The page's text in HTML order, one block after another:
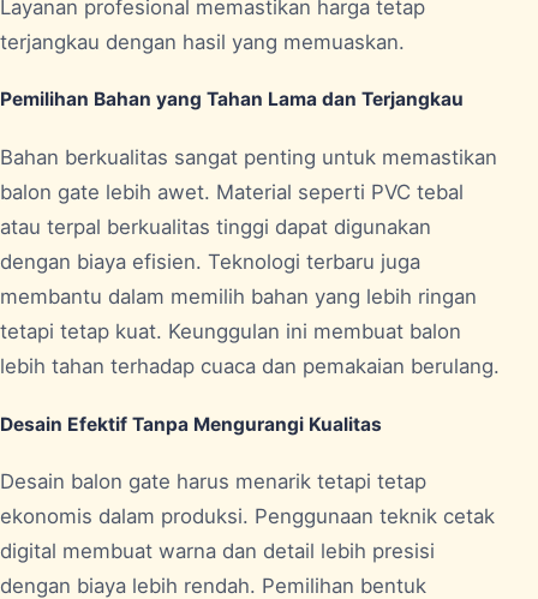
Layanan profesional memastikan harga tetap
terjangkau dengan hasil yang memuaskan.
Pemilihan Bahan yang Tahan Lama dan Terjangkau
Bahan berkualitas sangat penting untuk memastikan
balon gate lebih awet. Material seperti PVC tebal
atau terpal berkualitas tinggi dapat digunakan
dengan biaya efisien. Teknologi terbaru juga
membantu dalam memilih bahan yang lebih ringan
tetapi tetap kuat. Keunggulan ini membuat balon
lebih tahan terhadap cuaca dan pemakaian berulang.
Desain Efektif Tanpa Mengurangi Kualitas
Desain balon gate harus menarik tetapi tetap
ekonomis dalam produksi. Penggunaan teknik cetak
digital membuat warna dan detail lebih presisi
dengan biaya lebih rendah. Pemilihan bentuk